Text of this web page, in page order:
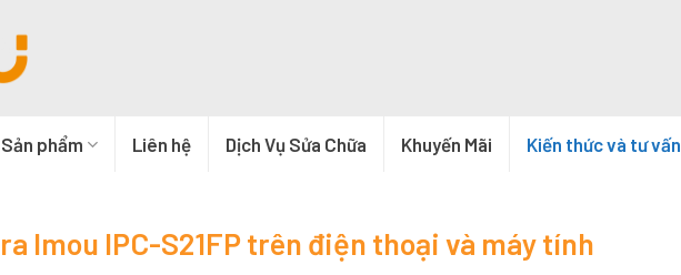
Sản phẩm Liên hệ Dịch Vụ Sửa Chữa Khuyến Mãi Kiến thức và tư vấn
Imou IPC-S21FP trên điện thoại và máy tính